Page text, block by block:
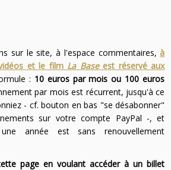
sur le site, à l'espace commentaires,à
et le film La Baseest réservé aux
: 10 euros par mois ou 100 euros
par mois est récurrent, jusqu'à ce
- cf. bouton en bas "se désabonner"
sur votre compte PayPal -, et
année est sans renouvellement
page en voulant accéder à un billet